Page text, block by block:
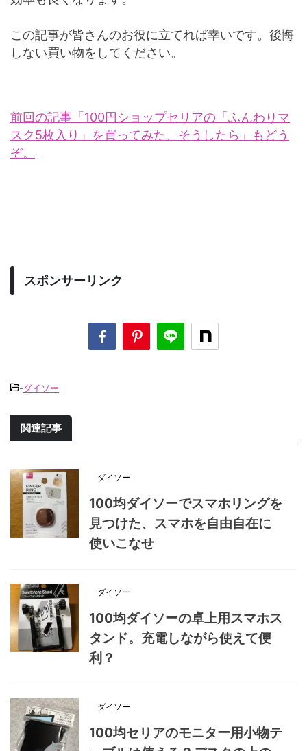
この記事が皆さんのお役に立てれば幸いです。後悔
しない買い物をしてください。
前回の記事「100円ショップセリアの「ふんわりマ
スク5枚入り」を買ってみた、そうしたら」もどう
ぞ。
スポンサーリンク
-ダイソー
関連記事
ダイソー
100均ダイソーでスマホリングを
見つけた、スマホを自由自在に
使いこなせ
ダイソー
100均ダイソーの卓上用スマホス
タンド。充電しながら使えて便
利？
ダイソー
100均セリアのモニター用小物テ